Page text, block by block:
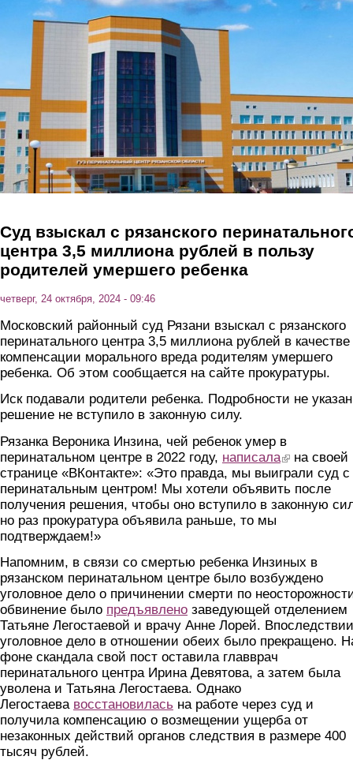
Перейти к основному содержанию
Суд взыскал с рязанского
центра 3,5 миллиона рублей в пользу
родителей умершего ребенка
четверг, 24 октября, 2024 - 09:46
Московский районный суд Рязани взыскал с рязанского
перинатального центра 3,5 миллиона рублей в качестве
компенсации морального вреда родителям умершего
ребенка. Об этом сообщается на сайте прокуратуры.
Иск подавали родители ребенка. Подробности не
решение не вступило в законную силу.
Рязанка Вероника Инзина, чей ребенок умер в
перинатальном центре в 2022 году, написала(link is external)
на своей
странице «ВКонтакте»: «Это правда, мы выиграли суд с
перинатальным центром! Мы хотели объявить после
получения решения, чтобы оно вступило в законную
но раз прокуратура объявила раньше, то мы
подтверждаем!»
Напомним, в связи со смертью ребенка Инзиных в
рязанском перинатальном центре было возбуждено
уголовное дело о причинении смерти по
обвинение было предъявлено заведующей отделением
Татьяне Легостаевой и врачу Анне Лорей. Впоследствии
уголовное дело в отношении обеих было прекращено.
фоне скандала свой пост оставила главврач
перинатального центра Ирина Девятова, а затем была
уволена и Татьяна Легостаева. Однако
Легостаева восстановилась на работе через суд и
получила компенсацию о возмещении ущерба от
незаконных действий органов следствия в размере 400
тысяч рублей.